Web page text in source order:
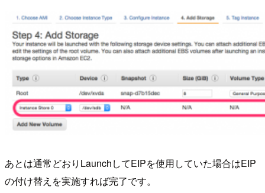
あとは通常どおりLaunchしてEIPを使用していた場合はEIP
の付け替えを実施すれば完了です。